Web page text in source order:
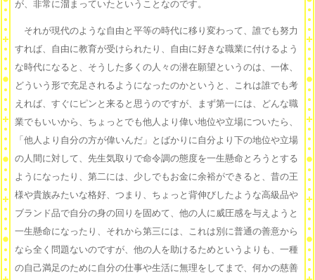
が、非常に溜まっていたということなのです。
それが現代のような自由と平等の時代に移り変わって、誰でも努力
すれば、自由に教育が受けられたり、自由に好きな職業に付けるよう
な時代になると、そうした多くの人々の潜在願望というのは、一体、
どういう形で充足されるようになったのかというと、これは誰でも考
えれば、すぐにピンと来ると思うのですが、まず第一には、どんな職
業でもいいから、ちょっとでも他人より偉い地位や立場についたら、
「他人より自分の方が偉いんだ」とばかりに自分より下の地位や立場
の人間に対して、先生気取りで命令調の態度を一生懸命とろうとする
ようになったり、第二には、少しでもお金に余裕ができると、昔の王
様や貴族みたいな格好、つまり、ちょっと背伸びしたような高級品や
ブランド品で自分の身の回りを固めて、他の人に威圧感を与えようと
一生懸命になったり、それから第三には、これは別に普通の善意から
なら全く問題ないのですが、他の人を助けるためというよりも、一種
の自己満足のために自分の仕事や生活に無理をしてまで、何かの慈善